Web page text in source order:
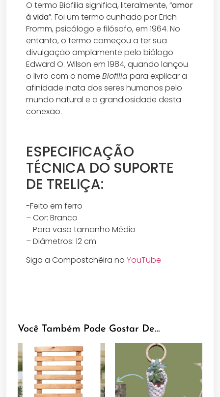
O termo Biofilia significa, literalmente, “amor
à vida”. Foi um termo cunhado por Erich
Fromm, psicólogo e filósofo, em 1964. No
entanto, o termo começou a ter sua
divulgação amplamente pelo biólogo
Edward O. Wilson em 1984, quando lançou
o livro com o nomeBiofiliapara explicar a
afinidade inata dos seres humanos pelo
mundo natural e a grandiosidade desta
conexão.
ESPECIFICAÇÃO
TÉCNICA DO SUPORTE
DE TRELIÇA:
-Feito em ferro
– Cor: Branco
– Para vaso tamanho Médio
– Diâmetros: 12 cm
Siga a Compostchêira noYouTube
Você Também Pode Gostar De…